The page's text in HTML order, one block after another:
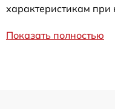
характеристикам
Показать полностью